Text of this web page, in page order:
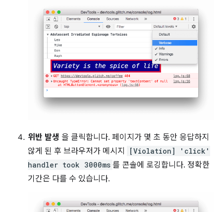
위반 발생 을 클릭합니다. 페이지가 몇 초 동안 응답하지
않게 된 후 브라우저가 메시지
[Violation] 'click'
handler took 3000ms 를 콘솔에 로깅합니다. 정확한
기간은 다를 수 있습니다.